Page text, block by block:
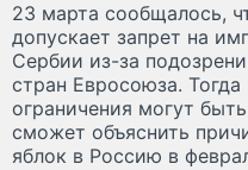
23 марта сообщалось,
допускает запрет на
Сербии из-за
стран Евросоюза. Тогда
ограничения могут
сможет объяснить
яблок в Россию в